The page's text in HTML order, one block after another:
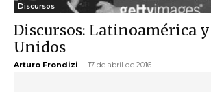
Discursos
Discursos: Latinoamérica y
Unidos
Arturo Frondizi - 17 de abril de 2016